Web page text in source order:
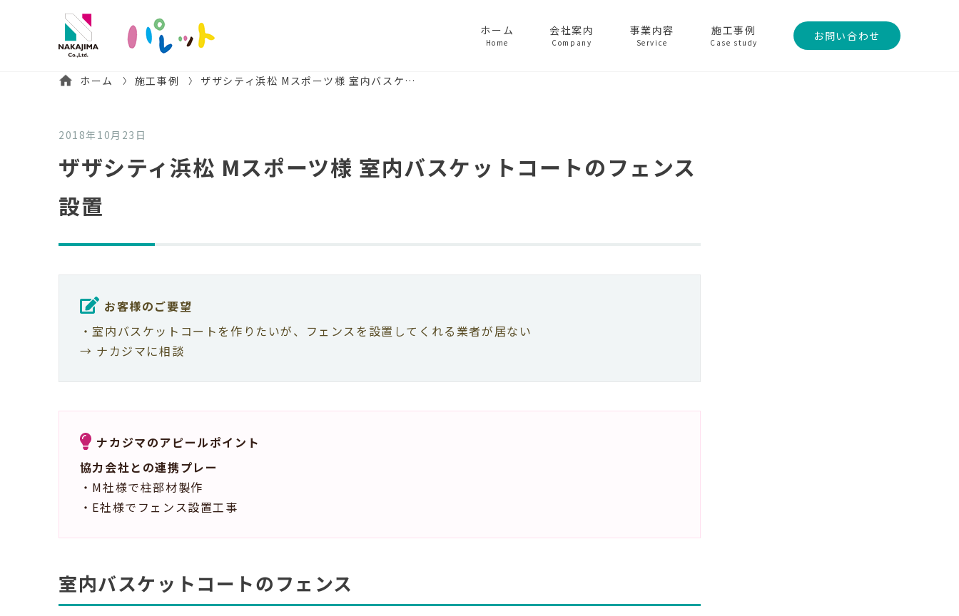
ホーム
Home
会社案内
Company
事業内容
Service
施工事例
Case study お問い合わせ
ホーム 施工事例 ザザシティ浜松 Mスポーツ様 室内バスケ…
2018年10月23日
ザザシティ浜松 Mスポーツ様 室内バスケットコートのフェンス
設置
お客様のご要望
・室内バスケットコートを作りたいが、フェンスを設置してくれる業者が居ない
→ ナカジマに相談
ナカジマのアピールポイント
協力会社との連携プレー
・M社様で柱部材製作
・E社様でフェンス設置工事
室内バスケットコートのフェンス